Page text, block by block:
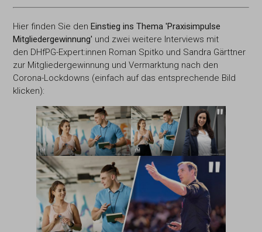
Hier finden Sie den Einstieg ins Thema 'Praxisimpulse
Mitgliedergewinnung' und zwei weitere Interviews mit
den DHfPG-Expert:innen Roman Spitko und Sandra Gärttner
zur Mitgliedergewinnung und Vermarktung nach den
Corona-Lockdowns (einfach auf das entsprechende Bild
klicken):